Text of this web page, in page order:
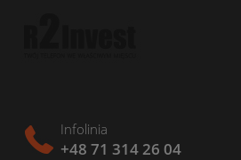
Infolinia
+48 71 314 26 04